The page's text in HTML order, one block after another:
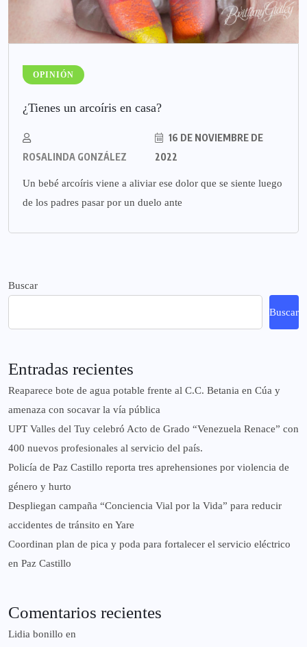
OPINIÓN
¿Tienes un arcoíris en casa?
ROSALINDA GONZÁLEZ
16 DE NOVIEMBRE DE
2022
Un bebé arcoíris viene a aliviar ese dolor que se siente luego
de los padres pasar por un duelo ante
Buscar
Buscar
Entradas recientes
Reaparece bote de agua potable frente al C.C. Betania en Cúa y
amenaza con socavar la vía pública
UPT Valles del Tuy celebró Acto de Grado “Venezuela Renace” con
400 nuevos profesionales al servicio del país.
‎Policía de Paz Castillo reporta tres aprehensiones por violencia de
género y hurto
‎Despliegan campaña “Conciencia Vial por la Vida” para reducir
accidentes de tránsito en Yare
Coordinan plan de pica y poda para fortalecer el servicio eléctrico
en Paz Castillo
Comentarios recientes
Lidia bonillo en